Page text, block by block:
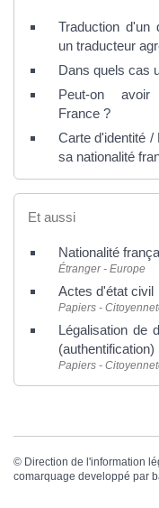
Traduction d'un
un traducteur
Dans quels cas
Peut-on
France ?
Carte d'identité
sa nationalité
Et aussi
Nationalité
Étranger - Europe
Actes d'état civil
Papiers -
Légalisation de
(authentification)
Papiers -
© Direction de l'information
comarquage developpé par